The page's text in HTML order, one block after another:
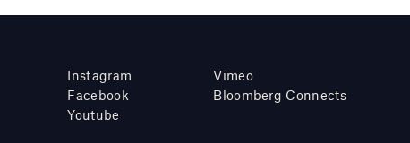
Instagram
Facebook
Youtube
Vimeo
Bloomberg Connects